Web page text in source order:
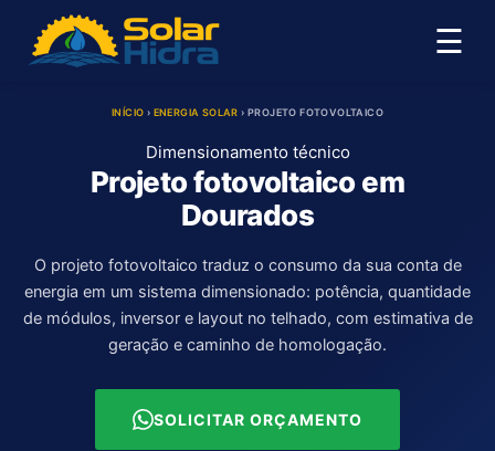
☰
INÍCIO › ENERGIA SOLAR › PROJETO FOTOVOLTAICO
Dimensionamento técnico
Projeto fotovoltaico em
Dourados
O projeto fotovoltaico traduz o consumo da sua conta de
energia em um sistema dimensionado: potência, quantidade
de módulos, inversor e layout no telhado, com estimativa de
geração e caminho de homologação.
SOLICITAR ORÇAMENTO